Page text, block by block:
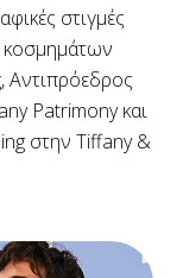
στιγμές
κοσμημάτων
Patrimony και
στην Tiffany &